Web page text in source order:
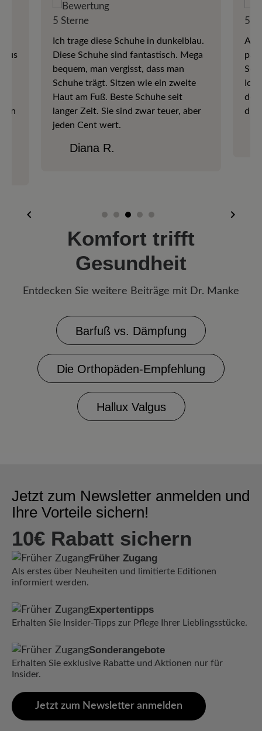
ein
Ich trage diese Schuhe in dunkelblau.
Diese Schuhe sind fantastisch. Mega
bequem, man vergisst, dass man
Schuhe trägt. Sitzen wie ein zweite
Haut am Fuß. Beste Schuhe seit
langer Zeit. Sie sind zwar teuer, aber
jeden Cent wert.
Diana R.
So
Ich
den
Komfort trifft
Gesundheit
Entdecken Sie weitere Beiträge mit Dr. Manke
Barfuß vs. Dämpfung
Die Orthopäden-Empfehlung
Hallux Valgus
Jetzt zum Newsletter anmelden und
Ihre Vorteile sichern!
10€ Rabatt sichern
Früher Zugang
Als erstes über Neuheiten und limitierte Editionen
informiert werden.
Expertentipps
Erhalten Sie Insider-Tipps zur Pflege Ihrer Lieblingsstücke.
Sonderangebote
Erhalten Sie exklusive Rabatte und Aktionen nur für
Insider.
Jetzt zum Newsletter anmelden